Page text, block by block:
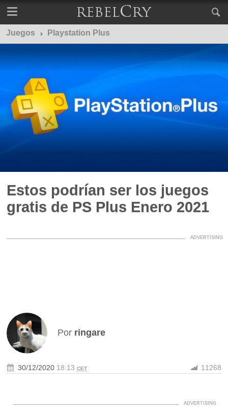
Juegos Playstation Plus
Estos podrían ser los juegos
gratis de PS Plus Enero 2021
Por ringare
30/12/2020 18:13CET 11268